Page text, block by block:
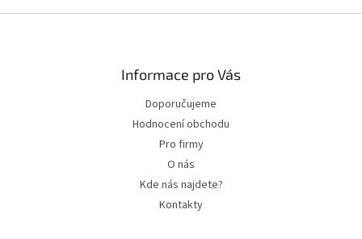
Informace pro Vás
Doporučujeme
Hodnocení obchodu
Pro firmy
O nás
Kde nás najdete?
Kontakty